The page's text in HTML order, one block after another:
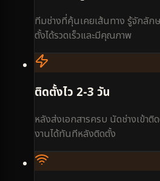
ทีมช่างที่คุ้นเคยเส้นทาง รู้จักลั
ตั้งได้รวดเร็วและมีคุณภาพ
ติดตั้งไว 2-3 วัน
หลังส่งเอกสารครบ นัดช่างเข้าติ
งานได้ทันทีหลังติดตั้ง